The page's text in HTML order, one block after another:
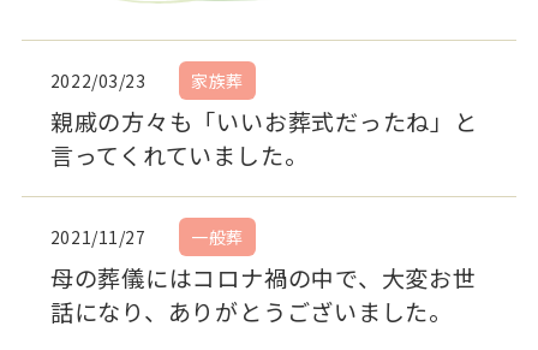
2022/03/23 家族葬
親戚の方々も「いいお葬式だったね」と
言ってくれていました。
2021/11/27 一般葬
母の葬儀にはコロナ禍の中で、大変お世
話になり、ありがとうございました。